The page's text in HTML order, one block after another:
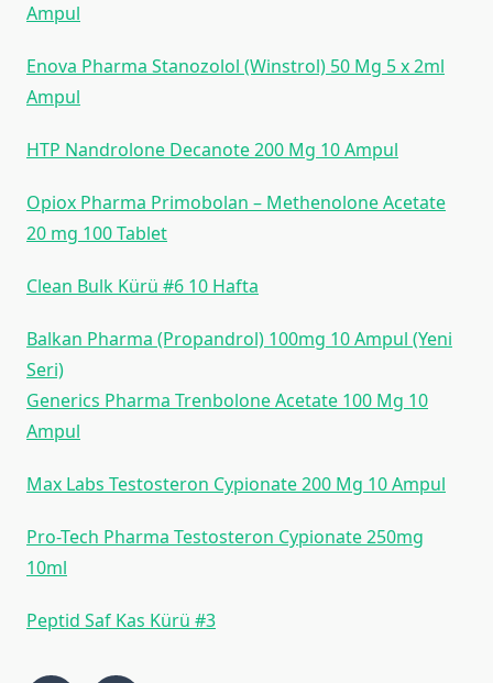
Ampul
Enova Pharma Stanozolol (Wi̇nstrol) 50 Mg 5 x 2ml
Ampul
HTP Nandrolone Decanote 200 Mg 10 Ampul
Opiox Pharma Primobolan – Methenolone Acetate
20 mg 100 Tablet
Clean Bulk Kürü #6 10 Hafta
Balkan Pharma (Propandrol) 100mg 10 Ampul (Yeni
Seri)
Generi̇cs Pharma Trenbolone Acetate 100 Mg 10
Ampul
Max Labs Testosteron Cypi̇onate 200 Mg 10 Ampul
Pro-Tech Pharma Testosteron Cypi̇onate 250mg
10ml
Peptid Saf Kas Kürü #3